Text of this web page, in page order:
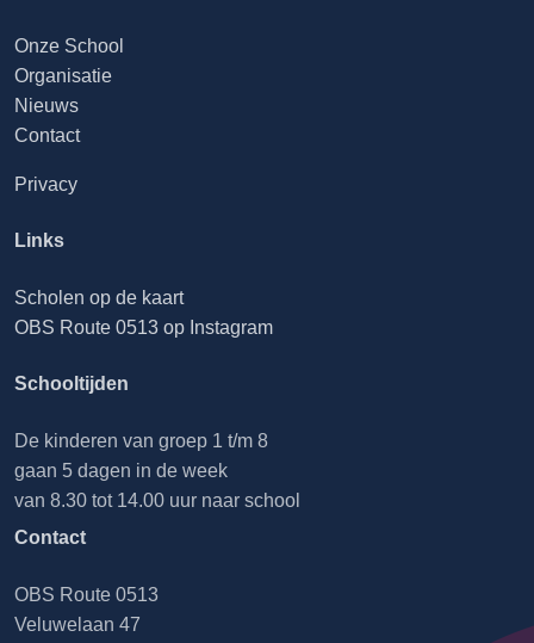
Onze School
Organisatie
Nieuws
Contact
Privacy
Links
Scholen op de kaart
OBS Route 0513 op Instagram
Schooltijden
De kinderen van groep 1 t/m 8
gaan 5 dagen in de week
van 8.30 tot 14.00 uur naar school
Contact
OBS Route 0513
Veluwelaan 47